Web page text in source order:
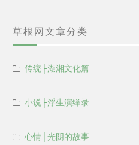
草根网文章分类
传统├湖湘文化篇
小说├浮生演绎录
心情├光阴的故事